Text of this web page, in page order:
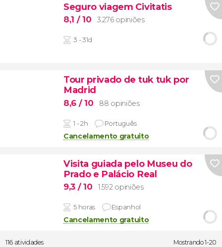
Seguro viagem Civitatis
8,1 / 10 3.276 opiniões
3 - 31d
Tour privado de tuk tuk por
Madrid
8,6 / 10 88 opiniões
1 - 2h Português
Cancelamento gratuito
Visita guiada pelo Museu do
Prado e Palácio Real
9,3 / 10 1.592 opiniões
5 horas Espanhol
Cancelamento gratuito
116 atividades Mostrando 1-20